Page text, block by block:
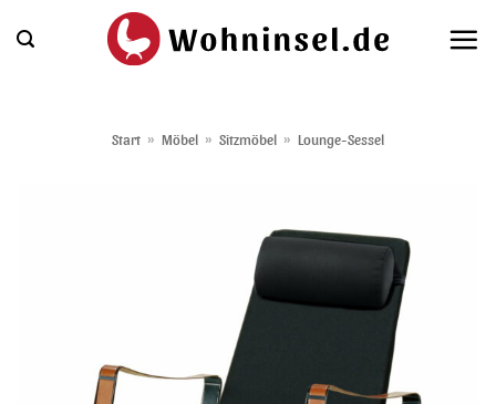
Inhalt
Start » Möbel » Sitzmöbel » Lounge-Sessel